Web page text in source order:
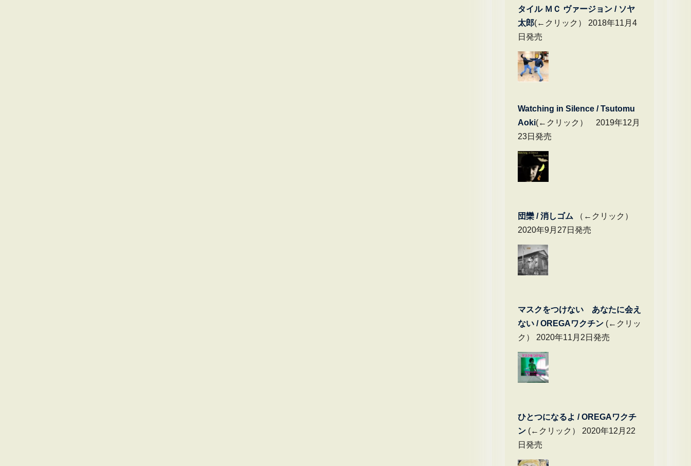
タイル ＭＣ ヴァージョン / ソヤ
太郎(←クリック） 2018年11月4
日発売
Watching in Silence / Tsutomu
Aoki(←クリック） 2019年12月
23日発売
団欒 / 消しゴム （←クリック）
2020年9月27日発売
マスクをつけない あなたに会え
ない / OREGAワクチン (←クリッ
ク） 2020年11月2日発売
ひとつになるよ / OREGAワクチ
ン (←クリック） 2020年12月22
日発売